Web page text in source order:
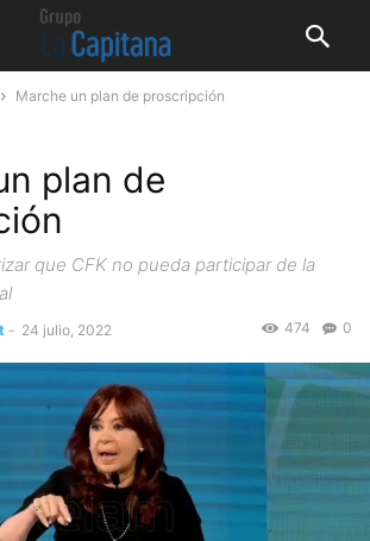
Marche un plan de proscripción
plan de
que CFK no pueda participar de la
- 24 julio, 2022 0
474